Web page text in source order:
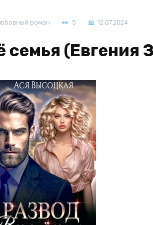
роман 5 12.07.2024
семья (Евгения